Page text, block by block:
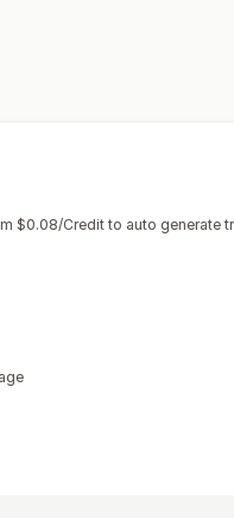
$0.08/Credit to auto generate